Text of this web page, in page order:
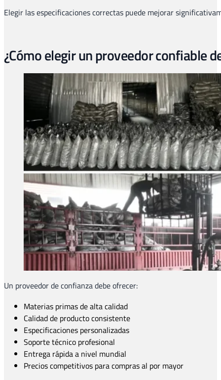
Elegir las especificaciones correctas puede mejorar
¿Cómo elegir un proveedor confiable
Un proveedor de confianza debe ofrecer:
Materias primas de alta calidad
Calidad de producto consistente
Especificaciones personalizadas
Soporte técnico profesional
Entrega rápida a nivel mundial
Precios competitivos para compras al por mayor